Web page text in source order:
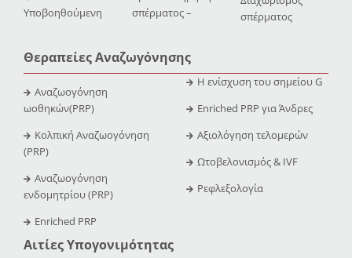
Υποβοηθούμενη
σπέρματος –
σπέρματος
Θεραπείες Αναζωγόνησης
Αναζωογόνηση
ωοθηκών(PRP)
Κολπική Αναζωογόνηση
(PRP)
Αναζωογόνηση
ενδομητρίου (PRP)
Enriched PRP
Η ενίσχυση του σημείου G
Enriched PRP για Άνδρες
Αξιολόγηση τελομερών
Ωτοβελονισμός & IVF
Ρεφλεξολογία
Αιτίες Υπογονιμότητας